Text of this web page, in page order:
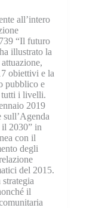
all’intero
“Il futuro
illustrato la
obiettivi e la
pubblico e
tutti i livelli.
2019
sull’Agenda
il 2030” in
con il
degli
del 2015.
il